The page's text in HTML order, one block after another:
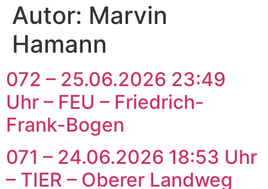
Autor: Marvin
Hamann
072 – 25.06.2026 23:49
Uhr – FEU – Friedrich-
Frank-Bogen
071 – 24.06.2026 18:53 Uhr
– TIER – Oberer Landweg